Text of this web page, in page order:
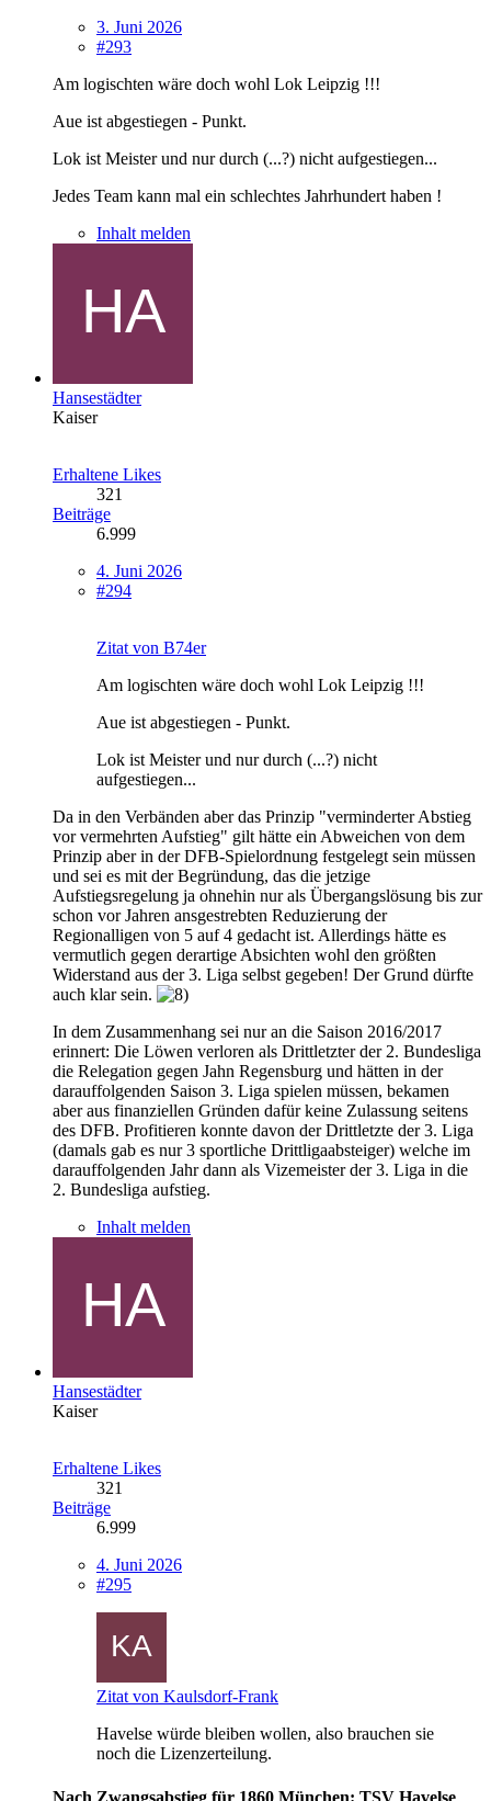
3. Juni 2026
#293
Am logischten wäre doch wohl Lok Leipzig !!!
Aue ist abgestiegen - Punkt.
Lok ist Meister und nur durch (...?) nicht aufgestiegen...
Jedes Team kann mal ein schlechtes Jahrhundert haben !
Inhalt melden
Hansestädter
Kaiser
Erhaltene Likes
321
Beiträge
6.999
4. Juni 2026
#294
Zitat von B74er
Am logischten wäre doch wohl Lok Leipzig !!!
Aue ist abgestiegen - Punkt.
Lok ist Meister und nur durch (...?) nicht
aufgestiegen...
Da in den Verbänden aber das Prinzip "verminderter Abstieg
vor vermehrten Aufstieg" gilt hätte ein Abweichen von dem
Prinzip aber in der DFB-Spielordnung festgelegt sein müssen
und sei es mit der Begründung, das die jetzige
Aufstiegsregelung ja ohnehin nur als Übergangslösung bis zur
schon vor Jahren ansgestrebten Reduzierung der
Regionalligen von 5 auf 4 gedacht ist. Allerdings hätte es
vermutlich gegen derartige Absichten wohl den größten
Widerstand aus der 3. Liga selbst gegeben! Der Grund dürfte
auch klar sein.
In dem Zusammenhang sei nur an die Saison 2016/2017
erinnert: Die Löwen verloren als Drittletzter der 2. Bundesliga
die Relegation gegen Jahn Regensburg und hätten in der
darauffolgenden Saison 3. Liga spielen müssen, bekamen
aber aus finanziellen Gründen dafür keine Zulassung seitens
des DFB. Profitieren konnte davon der Drittletzte der 3. Liga
(damals gab es nur 3 sportliche Drittligaabsteiger) welche im
darauffolgenden Jahr dann als Vizemeister der 3. Liga in die
2. Bundesliga aufstieg.
Inhalt melden
Hansestädter
Kaiser
Erhaltene Likes
321
Beiträge
6.999
4. Juni 2026
#295
Zitat von Kaulsdorf-Frank
Havelse würde bleiben wollen, also brauchen sie
noch die Lizenzerteilung.
Nach Zwangsabstieg für 1860 München: TSV Havelse